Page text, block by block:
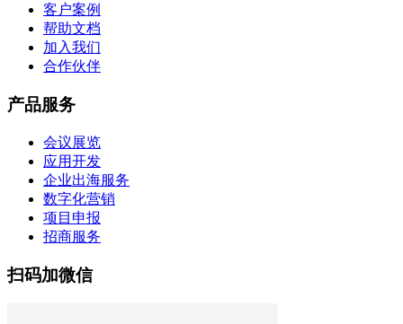
客户案例
帮助文档
加入我们
合作伙伴
产品服务
会议展览
应用开发
企业出海服务
数字化营销
项目申报
招商服务
扫码加微信